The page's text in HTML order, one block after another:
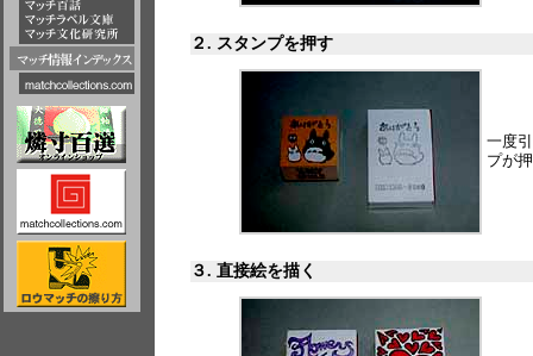
２. スタンプを押す
一度
プが
３. 直接絵を描く